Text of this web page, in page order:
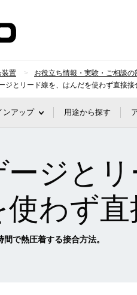
装置
お役立ち情報・実験・ご相談の
ジとリード線を、はんだを使わず直接接
ンアップ 用途から探す
ジと
使わず
で熱圧着する接合方法。